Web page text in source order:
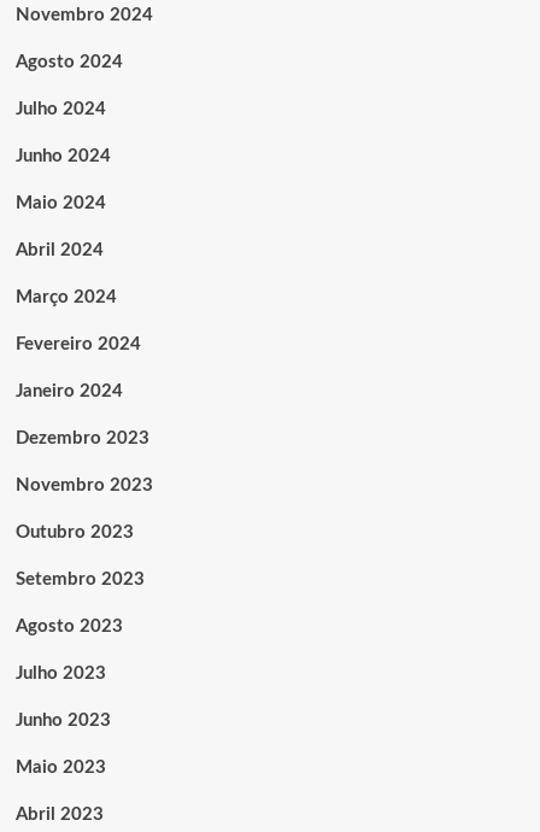
Novembro 2024
Agosto 2024
Julho 2024
Junho 2024
Maio 2024
Abril 2024
Março 2024
Fevereiro 2024
Janeiro 2024
Dezembro 2023
Novembro 2023
Outubro 2023
Setembro 2023
Agosto 2023
Julho 2023
Junho 2023
Maio 2023
Abril 2023